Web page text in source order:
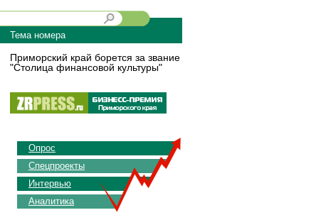
Тема номера
Приморский край борется за звание
"Столица финансовой культуры"
Опрос
Спецпроекты
Интервью
Аналитика